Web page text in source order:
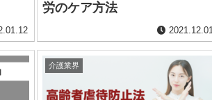
労のケア方法
2021.12.01
介護業界